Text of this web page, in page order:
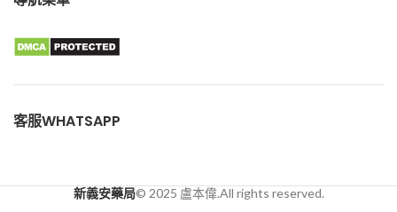
客服WHATSAPP
新義安藥局© 2025 盧本偉.All rights reserved.